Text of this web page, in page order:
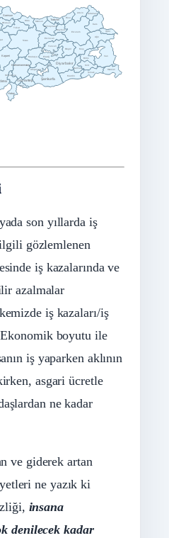
Adıyaman
Amasya
Ardahan
Artvin
Ağrı
Batman
Bayburt
Bingöl
Bitlis
Diyarbakır
Elazığ
Erzincan
Erzurum
Gaziantep
Giresun
Gümüşhane
Hakkâri
Hatay
Kahramanmaraş
Kars
Kayseri
Kilis
Malatya
Mardin
Muş
Ordu
Osmaniye
Rize
Samsun
Siirt
Sivas
Tokat
Trabzon
Tunceli
Van
Şanlıurfa
Şırnak
son yıllarda iş
gözlemlenen
iş kazalarında ve
azalmalar
iş kazaları/iş
boyutu ile
iş yaparken aklının
asgari ücretle
ne kadar
ve giderek artan
ne yazık ki
insana
denilecek kadar